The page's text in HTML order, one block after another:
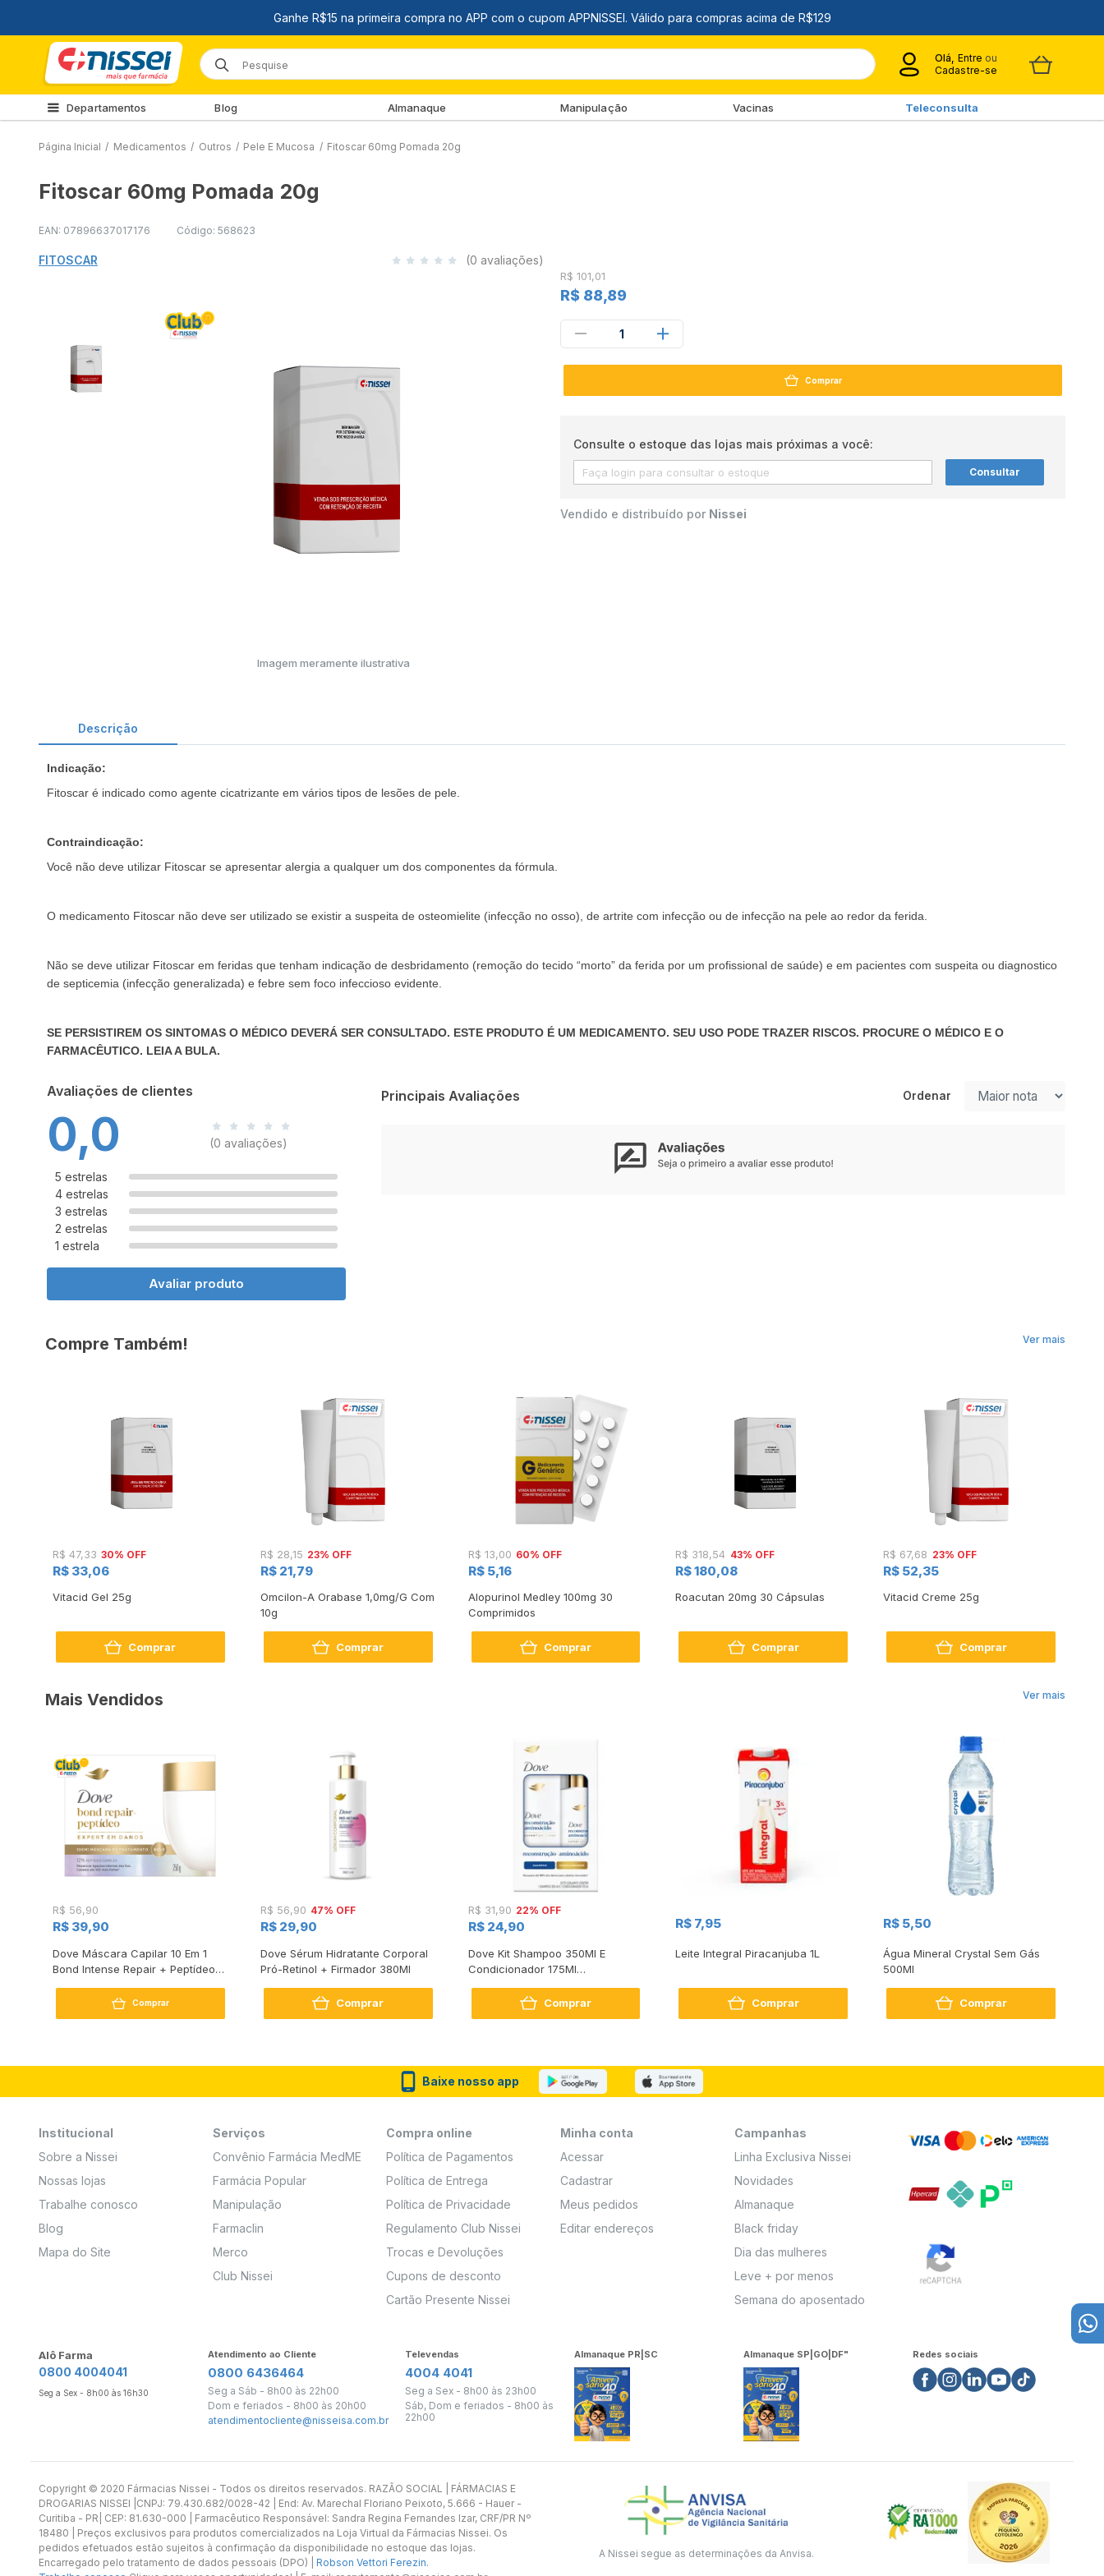
Olá, Entre ou
Cadastre-se
Departamentos Blog Almanaque Manipulação Vacinas Teleconsulta
Página Inicial / Medicamentos / Outros / Pele E Mucosa / Fitoscar 60mg Pomada 20g
Fitoscar 60mg Pomada 20g
EAN: 07896637017176 Código: 568623
FITOSCAR (0 avaliações)
Imagem meramente ilustrativa
R$ 101,01
R$ 88,89
1
Comprar
Consulte o estoque das lojas mais próximas a você:
Consultar
Vendido e distribuído por Nissei
Descrição
Indicação:
Fitoscar é indicado como agente cicatrizante em vários tipos de lesões de pele.
Contraindicação:
Você não deve utilizar Fitoscar se apresentar alergia a qualquer um dos componentes da fórmula.
O medicamento Fitoscar não deve ser utilizado se existir a suspeita de osteomielite (infecção no osso), de artrite com infecção ou de infecção na pele ao redor da ferida.
Não se deve utilizar Fitoscar em feridas que tenham indicação de desbridamento (remoção do tecido “morto” da ferida por um profissional de saúde) e em pacientes com suspeita ou diagnostico
de septicemia (infecção generalizada) e febre sem foco infeccioso evidente.
SE PERSISTIREM OS SINTOMAS O MÉDICO DEVERÁ SER CONSULTADO. ESTE PRODUTO É UM MEDICAMENTO. SEU USO PODE TRAZER RISCOS. PROCURE O MÉDICO E O
FARMACÊUTICO. LEIA A BULA.
Avaliações de clientes
0,0 (0 avaliações)
5 estrelas
4 estrelas
3 estrelas
2 estrelas
1 estrela
Avaliar produto
Principais Avaliações Ordenar
Ver mais
Compre Também!
R$ 47,33 30% OFF
R$ 33,06
Vitacid Gel 25g
Comprar
R$ 28,15 23% OFF
R$ 21,79
Omcilon-A Orabase 1,0mg/G Com
10g
Comprar
R$ 13,00 60% OFF
R$ 5,16
Alopurinol Medley 100mg 30
Comprimidos
Comprar
R$ 318,54 43% OFF
R$ 180,08
Roacutan 20mg 30 Cápsulas
Comprar
R$ 67,68 23% OFF
R$ 52,35
Vitacid Creme 25g
Comprar
Ver mais
Mais Vendidos
R$ 56,90
R$ 39,90
Dove Máscara Capilar 10 Em 1
Bond Intense Repair + Peptídeo
Comprar
R$ 56,90 47% OFF
R$ 29,90
Dove Sérum Hidratante Corporal
Pró-Retinol + Firmador 380Ml
Comprar
R$ 31,90 22% OFF
R$ 24,90
Dove Kit Shampoo 350Ml E
Condicionador 175Ml
Comprar
R$ 7,95
Leite Integral Piracanjuba 1L
Comprar
R$ 5,50
Água Mineral Crystal Sem Gás
500Ml
Comprar
Baixe nosso app
Institucional
Sobre a Nissei
Nossas lojas
Trabalhe conosco
Blog
Mapa do Site
Serviços
Convênio Farmácia MedME
Farmácia Popular
Manipulação
Farmaclin
Merco
Club Nissei
Compra online
Política de Pagamentos
Política de Entrega
Política de Privacidade
Regulamento Club Nissei
Trocas e Devoluções
Cupons de desconto
Cartão Presente Nissei
Minha conta
Acessar
Cadastrar
Meus pedidos
Editar endereços
Campanhas
Linha Exclusiva Nissei
Novidades
Almanaque
Black friday
Dia das mulheres
Leve + por menos
Semana do aposentado
Alô Farma
0800 4004041
Seg a Sex - 8h00 às 16h30
Atendimento ao Cliente
0800 6436464
Seg a Sáb - 8h00 às 22h00
Dom e feriados - 8h00 às 20h00
atendimentocliente@nisseisa.com.br
Televendas
4004 4041
Seg a Sex - 8h00 às 23h00
Sáb, Dom e feriados - 8h00 às
22h00
Almanaque PR|SC Almanaque SP|GO|DF" Redes sociais
Copyright ©️ 2020 Fármacias Nissei - Todos os direitos reservados. RAZÃO SOCIAL | FÁRMACIAS E
DROGARIAS NISSEI |CNPJ: 79.430.682/0028-42 | End: Av. Marechal Floriano Peixoto, 5.666 - Hauer -
Curitiba - PR| CEP: 81.630-000 | Farmacêutico Responsável: Sandra Regina Fernandes Izar, CRF/PR Nº
18480 | Preços exclusivos para produtos comercializados na Loja Virtual da Fármacias Nissei. Os
pedidos efetuados estão sujeitos à confirmação da disponibilidade no estoque das lojas.
Encarregado pelo tratamento de dados pessoais (DPO) | Robson Vettori Ferezin.
A Nissei segue as determinações da Anvisa.